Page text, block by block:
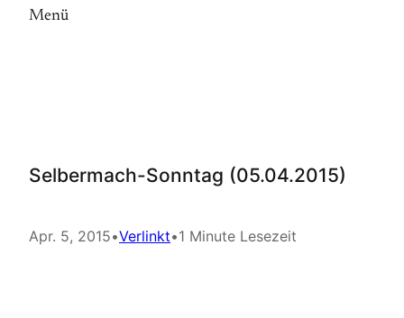
Menü
Selbermach-Sonntag (05.04.2015)
Apr. 5, 2015•Verlinkt•1 Minute Lesezeit